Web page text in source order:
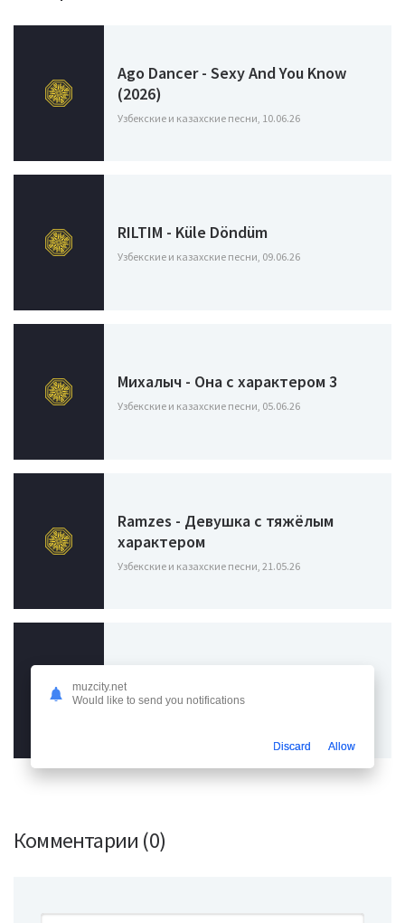
Ago Dancer - Sexy And You Know
(2026)
Узбекские и казахские песни, 10.06.26
RILTIM - Küle Döndüm
Узбекские и казахские песни, 09.06.26
Михалыч - Она с характером 3
Узбекские и казахские песни, 05.06.26
Ramzes - Девушка с тяжёлым
характером
Узбекские и казахские песни, 21.05.26
Михалыч - Она с характером
Узбекские и казахские песни, 06.05.26
Комментарии (0)
muzcity.net
Would like to send you notifications
Discard Allow